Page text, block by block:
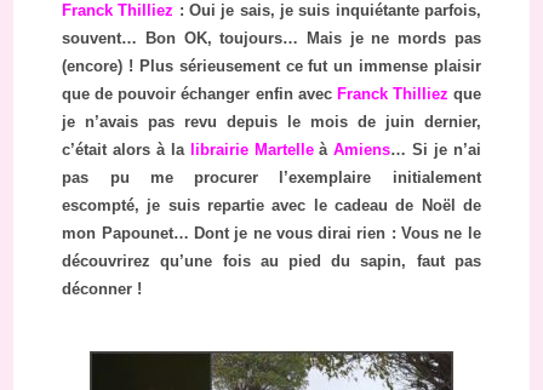
Franck Thilliez : Oui je sais, je suis inquiétante parfois,
souvent… Bon OK, toujours… Mais je ne mords pas
(encore) ! Plus sérieusement ce fut un immense plaisir
que de pouvoir échanger enfin avec Franck Thilliez que
je n’avais pas revu depuis le mois de juin dernier,
c’était alors à la librairie MartelleàAmiens… Si je n’ai
pas pu me procurer l’exemplaire initialement
escompté, je suis repartie avec le cadeau de Noël de
mon Papounet… Dont je ne vous dirai rien : Vous ne le
découvrirez qu’une fois au pied du sapin, faut pas
déconner !